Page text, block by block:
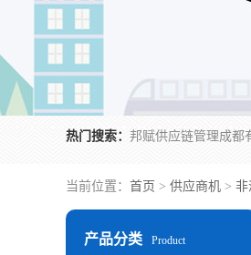
热门搜索：
当前位置： 首页 > 供应商机 > 非
产品分类 Product